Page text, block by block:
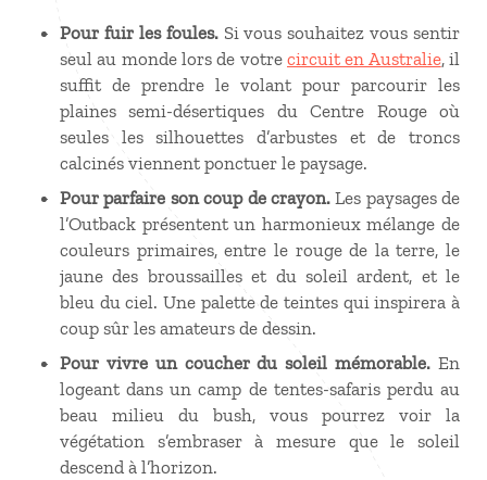
Pour fuir les foules.Si vous souhaitez vous sentir
seul au monde lors de votre circuit en Australie, il
suffit de prendre le volant pour parcourir les
plaines semi-désertiques du Centre Rouge où
seules les silhouettes d’arbustes et de troncs
calcinés viennent ponctuer le paysage.
Pour parfaire son coup de crayon.Les paysages de
l’Outback présentent un harmonieux mélange de
couleurs primaires, entre le rouge de la terre, le
jaune des broussailles et du soleil ardent, et le
bleu du ciel. Une palette de teintes qui inspirera à
coup sûr les amateurs de dessin.
Pour vivre un coucher du soleil mémorable. En
logeant dans un camp de tentes-safaris perdu au
beau milieu du bush, vous pourrez voir la
végétation s’embraser à mesure que le soleil
descend à l’horizon.